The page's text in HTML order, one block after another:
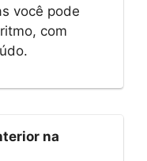
você pode
com
na